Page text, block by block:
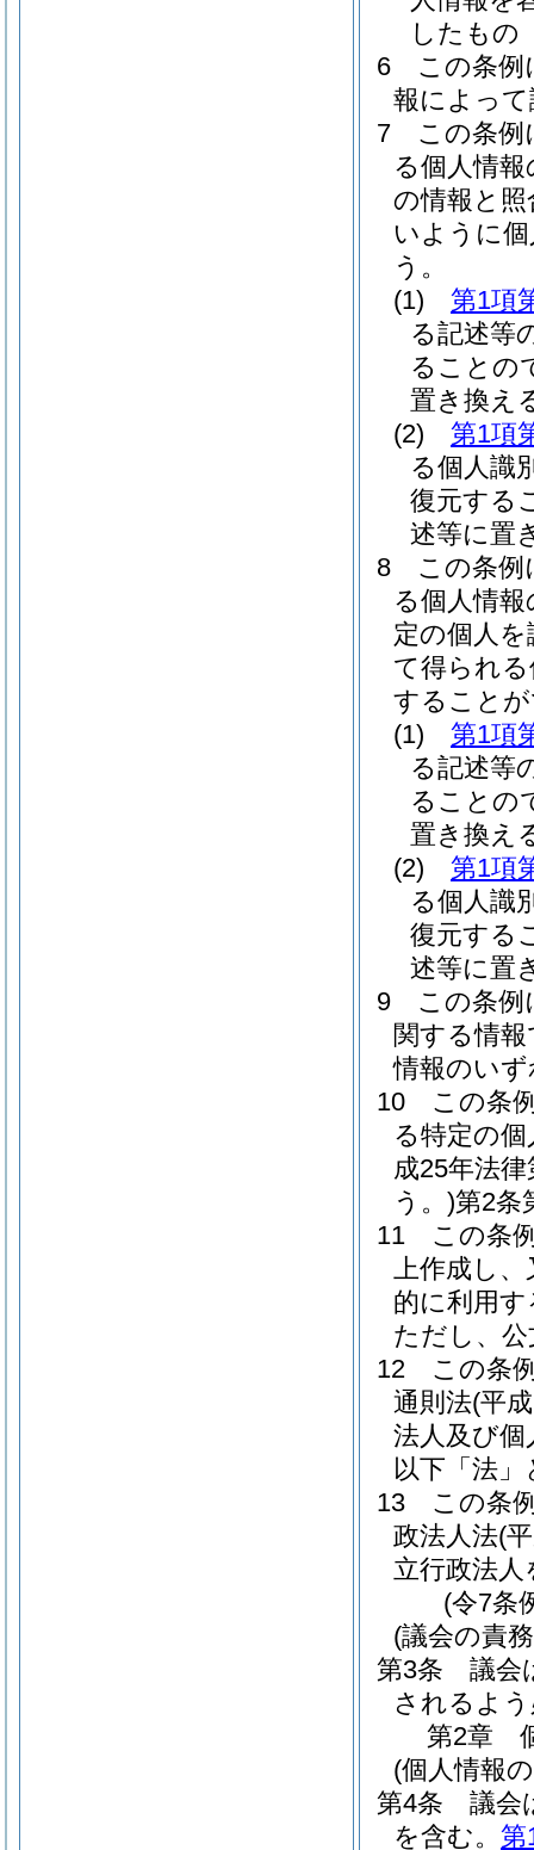
したもの
6
この条例
報によっ
7
この条例
る個人情
の情報と
いように
う。
(1)
第1項
る記述等
ることの
置き換え
(2)
第1項
る個人識
復元する
述等に置
8
この条例
る個人情
定の個人
て得られ
すること
(1)
第1項
る記述等
ることの
置き換え
(2)
第1項
る個人識
復元する
述等に置
9
この条例
関する情
情報のい
10
この条
る特定の
成25年法
う。)第2条
11
この条
上作成し
的に利用
ただし、
12
この条
通則法(平
法人及び
以下「法
13
この条
政法人法(
立行政法
(令7条
(議会の責
第3条
議会
されるよ
第2章
(個人情報
第4条
議会
を含む。 第